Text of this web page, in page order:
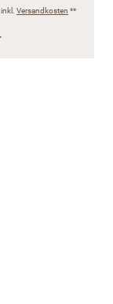
Versandkosten **